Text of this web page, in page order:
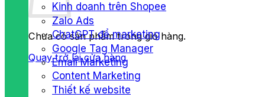
Chưa có sản phẩm trong giỏ hàng.
Quay trở lại cửa hàng
Kinh doanh trên Shopee
Zalo Ads
ChatGPT để marketing
Google Tag Manager
Email Marketing
Content Marketing
Thiết kế website